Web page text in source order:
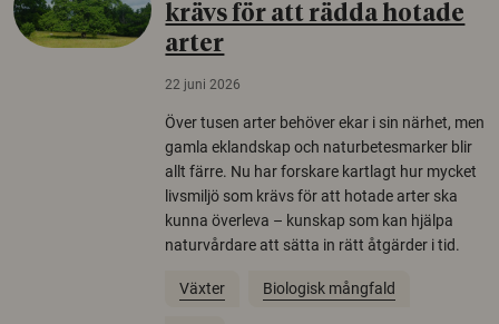
krävs för att rädda hotade
arter
22 juni 2026
Över tusen arter behöver ekar i sin närhet, men
gamla eklandskap och naturbetesmarker blir
allt färre. Nu har forskare kartlagt hur mycket
livsmiljö som krävs för att hotade arter ska
kunna överleva – kunskap som kan hjälpa
naturvårdare att sätta in rätt åtgärder i tid.
Växter Biologisk mångfald